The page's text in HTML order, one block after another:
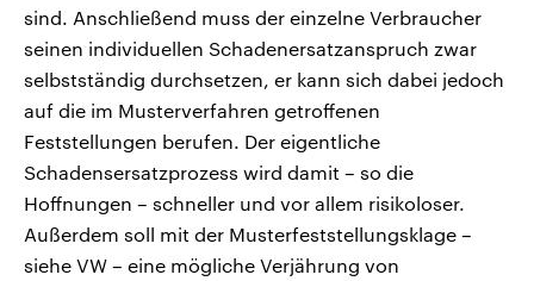
sind. Anschließend muss der einzelne Verbraucher
seinen individuellen Schadenersatzanspruch zwar
selbstständig durchsetzen, er kann sich dabei jedoch
auf die im Musterverfahren getroffenen
Feststellungen berufen. Der eigentliche
Schadensersatzprozess wird damit – so die
Hoffnungen – schneller und vor allem risikoloser.
Außerdem soll mit der Musterfeststellungsklage –
siehe VW – eine mögliche Verjährung von